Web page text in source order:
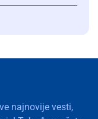
najnovije vesti,